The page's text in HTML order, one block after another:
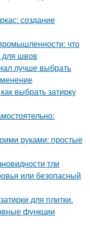
создание
что
для швов
лучше выбрать
выбрать затирку
руками: простые
тли
или безопасный
для плитки.
функции